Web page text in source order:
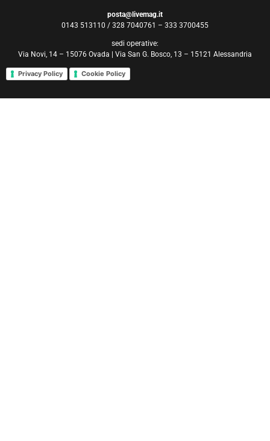
posta@livemag.it
0143 513110 / 328 7040761 – 333 3700455
sedi operative:
Via Novi, 14 – 15076 Ovada | Via San G. Bosco, 13 – 15121 Alessandria
Privacy Policy Cookie Policy